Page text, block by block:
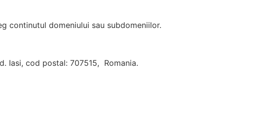
continutul domeniului sau subdomeniilor.
Iasi, cod postal: 707515, Romania.